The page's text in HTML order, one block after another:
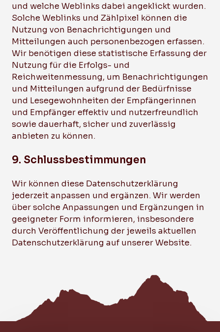
und welche Weblinks dabei angeklickt wurden.
Solche Weblinks und Zählpixel können die
Nutzung von Benachrichtigungen und
Mitteilungen auch personenbezogen erfassen.
Wir benötigen diese statistische Erfassung der
Nutzung für die Erfolgs- und
Reichweitenmessung, um Benachrichtigungen
und Mitteilungen aufgrund der Bedürfnisse
und Lesegewohnheiten der Empfängerinnen
und Empfänger effektiv und nutzerfreundlich
sowie dauerhaft, sicher und zuverlässig
anbieten zu können.
9. Schlussbestimmungen
Wir können diese Datenschutzerklärung
jederzeit anpassen und ergänzen. Wir werden
über solche Anpassungen und Ergänzungen in
geeigneter Form informieren, insbesondere
durch Veröffentlichung der jeweils aktuellen
Datenschutzerklärung auf unserer Website.